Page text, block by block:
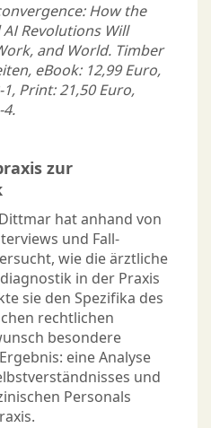
How the
Revolutions Will
and World. Timber
eBook: 12,99 Euro,
1, Print: 21,50 Euro,
4.
zur
hat anhand von
und Fall-
wie die ärztliche
in der Praxis
sie den Spezifika des
rechtlichen
besondere
eine Analyse
und
Personals